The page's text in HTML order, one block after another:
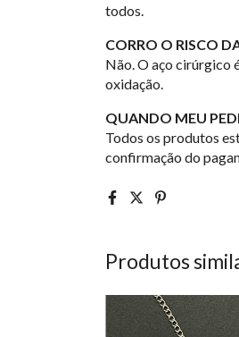
todos.
CORRO O RISCO
Não. O aço cirúrgico
oxidação.
QUANDO MEU
Todos os produtos
confirmação do
Produtos